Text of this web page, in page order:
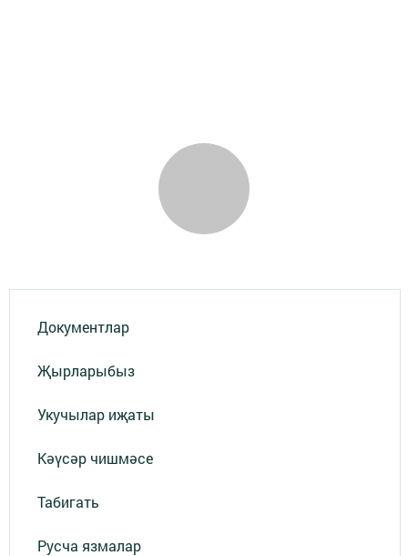
Документлар
Җырларыбыз
Укучылар иҗаты
Кәүсәр чишмәсе
Табигать
Русча язмалар